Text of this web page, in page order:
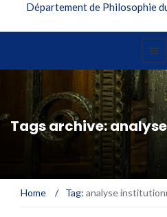
Département de Philosophie
Tags archive:
Home / Tag: analyse